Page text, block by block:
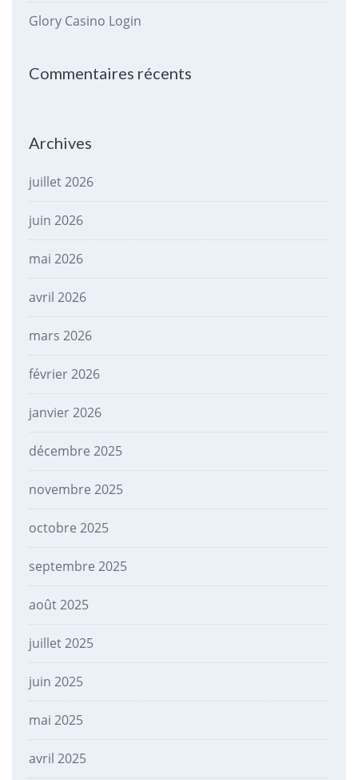
Glory Casino Login
Commentaires récents
Archives
juillet 2026
juin 2026
mai 2026
avril 2026
mars 2026
février 2026
janvier 2026
décembre 2025
novembre 2025
octobre 2025
septembre 2025
août 2025
juillet 2025
juin 2025
mai 2025
avril 2025